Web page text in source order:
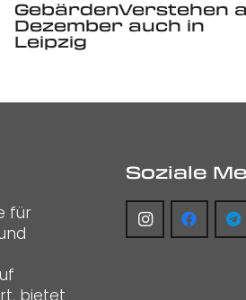
GebärdenVerstehen
Dezember auch in
Leipzig
für
bietet
Soziale